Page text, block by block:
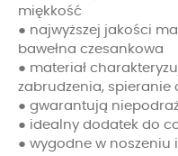
miękkość
● najwyższej jakości
bawełna czesankowa
● materiał
zabrudzenia, spieranie
● gwarantują
● idealny dodatek do
● wygodne w noszeniu